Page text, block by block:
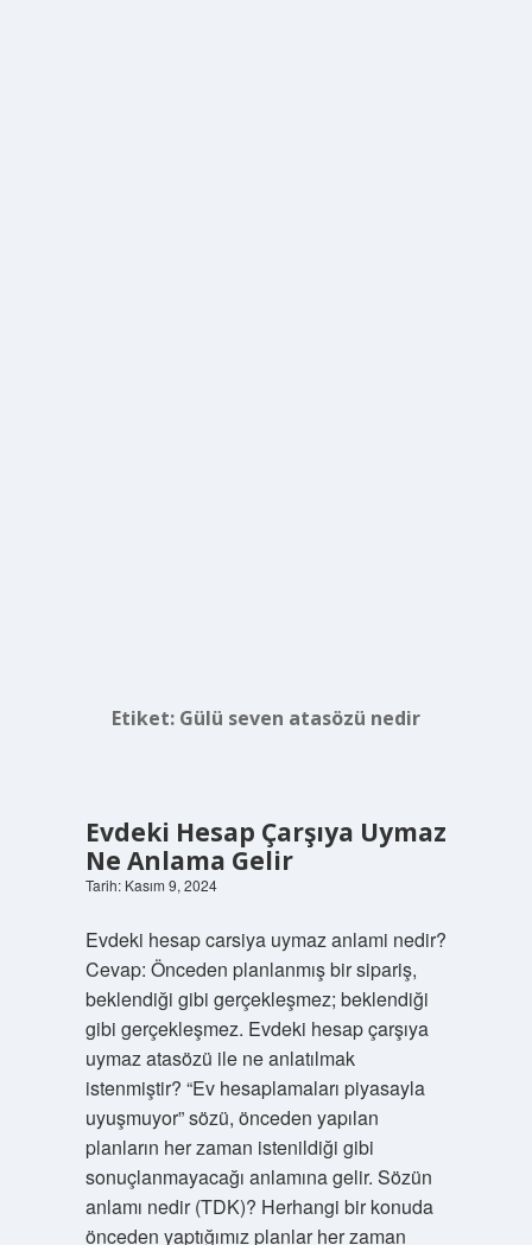
Etiket: Gülü seven atasözü nedir
Evdeki Hesap Çarşıya Uymaz
Ne Anlama Gelir
Tarih: Kasım 9, 2024
Evdeki hesap carsiya uymaz anlami nedir?
Cevap: Önceden planlanmış bir sipariş,
beklendiği gibi gerçekleşmez; beklendiği
gibi gerçekleşmez. Evdeki hesap çarşıya
uymaz atasözü ile ne anlatılmak
istenmiştir? “Ev hesaplamaları piyasayla
uyuşmuyor” sözü, önceden yapılan
planların her zaman istenildiği gibi
sonuçlanmayacağı anlamına gelir. Sözün
anlamı nedir (TDK)? Herhangi bir konuda
önceden yaptığımız planlar her zaman